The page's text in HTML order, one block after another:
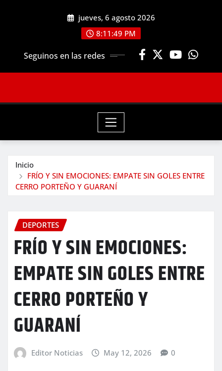
jueves, 6 agosto 2026
8:11:50 PM
Seguinos en las redes
Inicio
FRÍO Y SIN EMOCIONES: EMPATE SIN GOLES ENTRE
CERRO PORTEÑO Y GUARANÍ
DEPORTES
FRÍO Y SIN EMOCIONES:
EMPATE SIN GOLES ENTRE
CERRO PORTEÑO Y
GUARANÍ
Editor Noticias May 12, 2026 0